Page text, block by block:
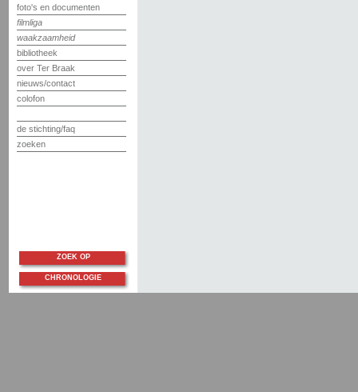
foto's en documenten
filmliga
waakzaamheid
bibliotheek
over Ter Braak
nieuws/contact
colofon
de stichting/faq
zoeken
ZOEK OP
CHRONOLOGIE